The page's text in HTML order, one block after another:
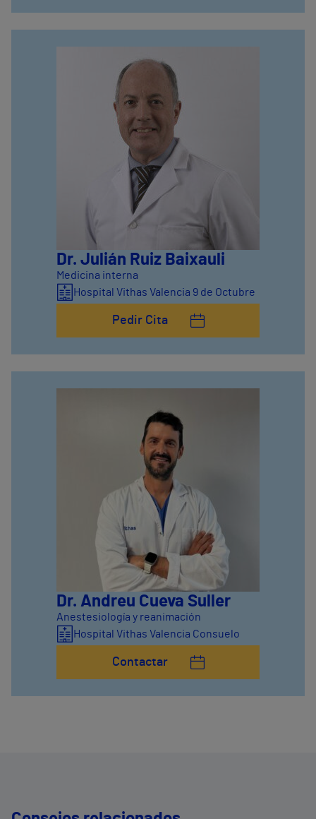
Dr. Julián Ruiz Baixauli
Medicina interna
Hospital Vithas Valencia 9 de Octubre
Pedir Cita
Dr. Andreu Cueva Suller
Anestesiología y reanimación
Hospital Vithas Valencia Consuelo
Contactar